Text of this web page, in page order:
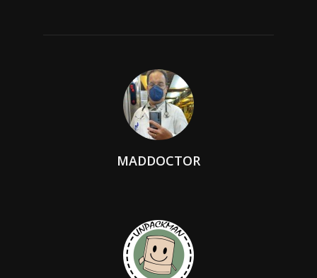
MADDOCTOR